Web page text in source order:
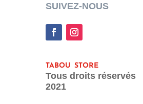
SUIVEZ-NOUS
tabou store
Tous droits réservés
2021